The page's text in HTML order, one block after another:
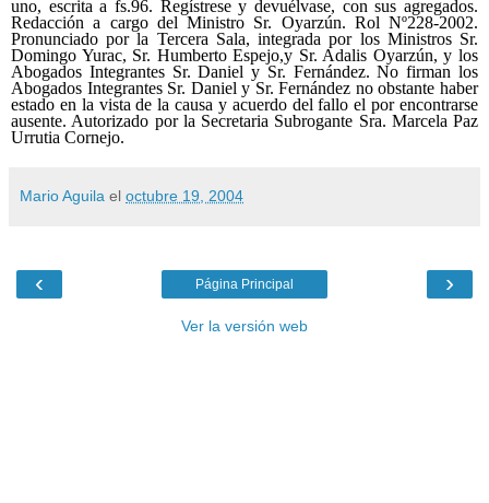
Mario Aguila el octubre 19, 2004
‹ ›
Página Principal
Ver la versión web